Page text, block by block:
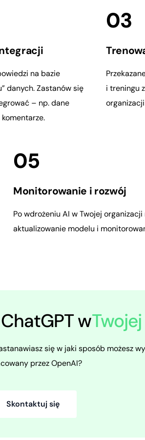
na bazie
danych. Zastanów się
– np. dane
03
i treningu
organizacji
05
Monitorowanie i rozwój
Po wdrożeniu AI w Twojej
aktualizowanie modelu i
w
się w jaki sposób możesz
przez OpenAI?
Skontaktuj się